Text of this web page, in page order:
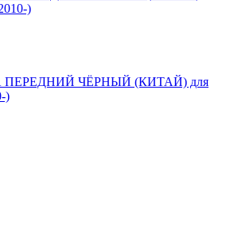
ЧЁРНЫЙ (КИТАЙ) для
)